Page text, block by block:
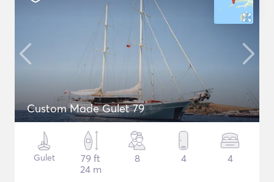
Custom Made Gulet 79
Gulet
79 ft
24 m
8 4 4